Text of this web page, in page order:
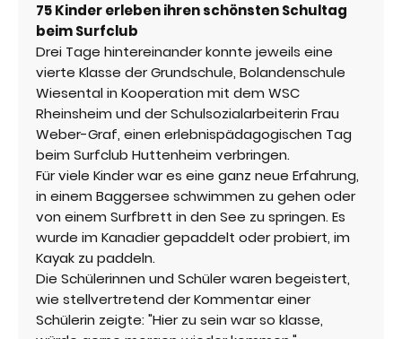
75 Kinder erleben ihren schönsten Schultag
beim Surfclub
Drei Tage hintereinander konnte jeweils eine
vierte Klasse der Grundschule, Bolandenschule
Wiesental in Kooperation mit dem WSC
Rheinsheim und der Schulsozialarbeiterin Frau
Weber-Graf, einen erlebnispädagogischen Tag
beim Surfclub Huttenheim verbringen.
Für viele Kinder war es eine ganz neue Erfahrung,
in einem Baggersee schwimmen zu gehen oder
von einem Surfbrett in den See zu springen. Es
wurde im Kanadier gepaddelt oder probiert, im
Kayak zu paddeln.
Die Schülerinnen und Schüler waren begeistert,
wie stellvertretend der Kommentar einer
Schülerin zeigte: "Hier zu sein war so klasse,